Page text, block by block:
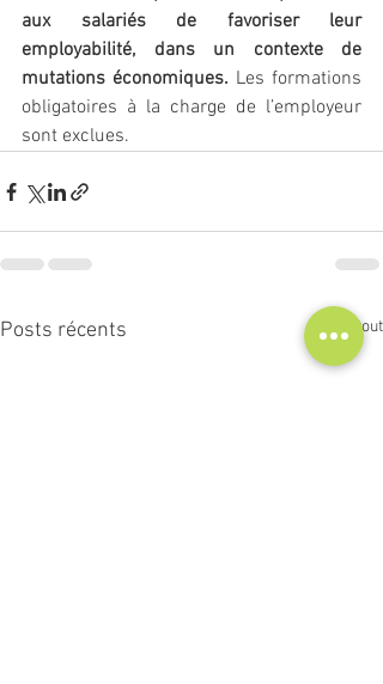
aux salariés de favoriser leur
employabilité, dans un contexte de
mutations économiques. Les formations
obligatoires à la charge de l’employeur
sont exclues.
Posts récents Voir tout